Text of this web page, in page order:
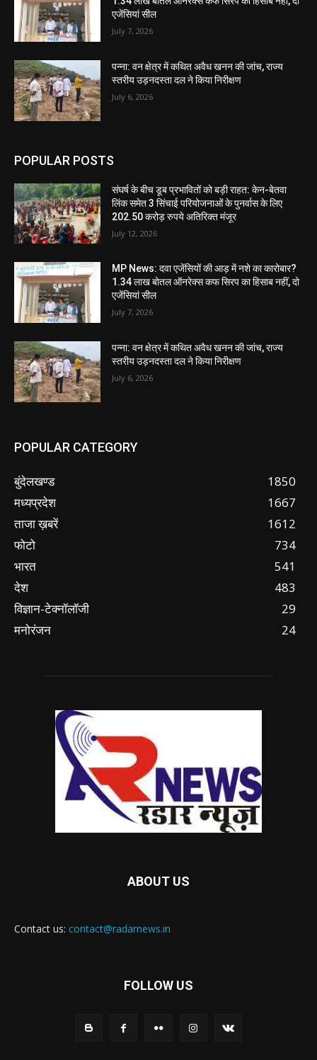
एजेंसियां सील
July 7, 2026
पन्ना: वन क्षेत्र में कथित अवैध खनन की जांच, राज्य
स्तरीय उड़नदस्ता दल ने किया निरीक्षण
July 6, 2026
POPULAR POSTS
संघर्ष के बीच डूब प्रभावितों को बड़ी राहत: केन-बेतवा
लिंक समेत 3 सिंचाई परियोजनाओं के पुनर्वास के लिए
202.50 करोड़ रुपये अतिरिक्त मंजूर
July 12, 2026
MP News: दवा एजेंसियों की आड़ में नशे का कारोबार?
1.34 लाख बोतल ऑनरेक्स कफ सिरप का हिसाब नहीं, दो
एजेंसियां सील
July 7, 2026
पन्ना: वन क्षेत्र में कथित अवैध खनन की जांच, राज्य
स्तरीय उड़नदस्ता दल ने किया निरीक्षण
July 6, 2026
POPULAR CATEGORY
बुंदेलखण्ड
1850
मध्यप्रदेश
1667
ताजा ख़बरें
1612
फोटो
734
भारत
541
देश
483
विज्ञान-टेक्नॉलॉजी
29
मनोरंजन
24
ABOUT US
Contact us: contact@radarnews.in
FOLLOW US